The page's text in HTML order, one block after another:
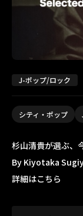
J-ポップ/ロック
シティ・ポップ
杉山清貴が選ぶ、
By Kiyotaka
詳細はこちら